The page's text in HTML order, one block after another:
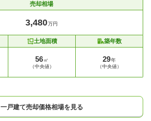
売却相場
3,480万円
土地面積
56㎡
（中央値）
築年数
29年
（中央値）
一戸建て売却価格相場を見る